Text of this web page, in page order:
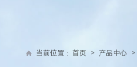
当前位置 : 首页 > 产品中心 >